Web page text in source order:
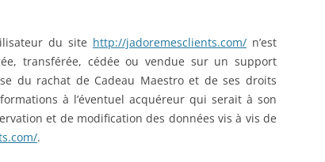
du site http://jadoremesclients.com/ n’est
transférée, cédée ou vendue sur un support
du rachat de Cadeau Maestro et de ses droits
à l’éventuel acquéreur qui serait à son
et de modification des données vis à vis de
.